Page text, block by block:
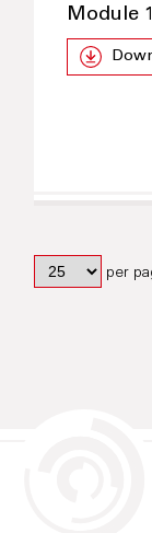
Module
per